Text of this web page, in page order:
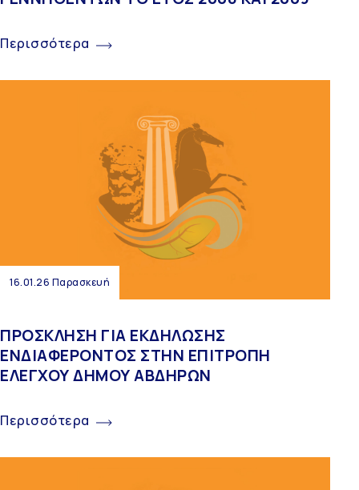
Περισσότερα
16.01.26 Παρασκευή
ΠΡΟΣΚΛΗΣΗ ΓΙΑ ΕΚΔΗΛΩΣΗΣ
ΕΝΔΙΑΦΕΡΟΝΤΟΣ ΣΤΗΝ ΕΠΙΤΡΟΠΗ
ΕΛΕΓΧΟΥ ΔΗΜΟΥ ΑΒΔΗΡΩΝ
Περισσότερα